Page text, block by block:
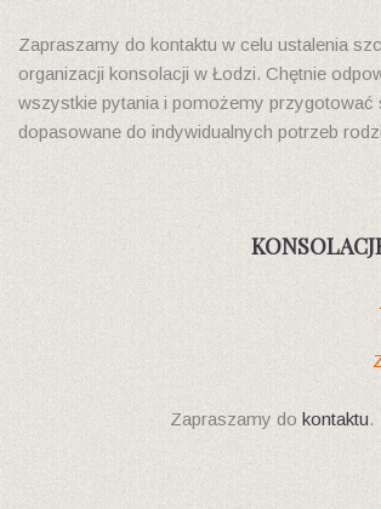
Zapraszamy do kontaktu w celu ustalenia
organizacji konsolacji w Łodzi. Chętnie
wszystkie pytania i pomożemy przygotować
dopasowane do indywidualnych potrzeb
Zapraszamy do kontaktu.